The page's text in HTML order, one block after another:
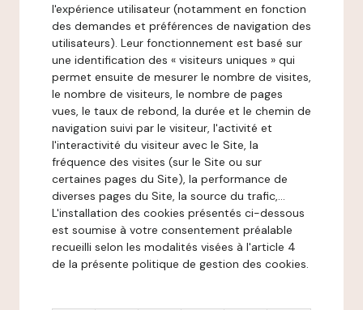
l'expérience utilisateur (notamment en fonction
des demandes et préférences de navigation des
utilisateurs). Leur fonctionnement est basé sur
une identification des « visiteurs uniques » qui
permet ensuite de mesurer le nombre de visites,
le nombre de visiteurs, le nombre de pages
vues, le taux de rebond, la durée et le chemin de
navigation suivi par le visiteur, l'activité et
l'interactivité du visiteur avec le Site, la
fréquence des visites (sur le Site ou sur
certaines pages du Site), la performance de
diverses pages du Site, la source du trafic,...
L'installation des cookies présentés ci-dessous
est soumise à votre consentement préalable
recueilli selon les modalités visées à l'article 4
de la présente politique de gestion des cookies.